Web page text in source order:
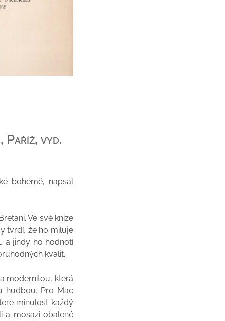
Paříž, vyd.
bohémě, napsal
Ve své knize
tvrdí, že ho miluje
a jindy ho hodnotí
kvalit.
modernitou, která
hudbou. Pro Mac
minulost každý
a mosazi obalené